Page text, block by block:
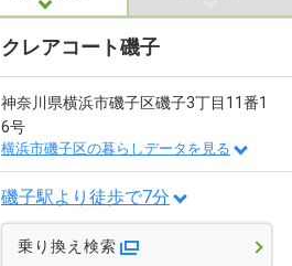
クレアコート磯子
神奈川県横浜市磯子区磯子3丁目11番1
6号
横浜市磯子区の暮らしデータを見る
磯子駅より徒歩で7分
乗り換え検索